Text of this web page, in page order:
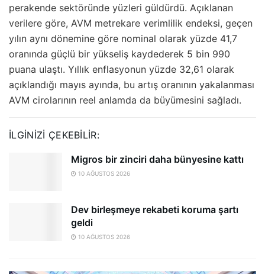
perakende sektöründe yüzleri güldürdü. Açıklanan
verilere göre, AVM metrekare verimlilik endeksi, geçen
yılın aynı dönemine göre nominal olarak yüzde 41,7
oranında güçlü bir yükseliş kaydederek 5 bin 990
puana ulaştı. Yıllık enflasyonun yüzde 32,61 olarak
açıklandığı mayıs ayında, bu artış oranının yakalanması
AVM cirolarının reel anlamda da büyümesini sağladı.
İLGINIZI ÇEKEBILIR:
Migros bir zinciri daha bünyesine kattı
10 AĞUSTOS 2026
Dev birleşmeye rekabeti koruma şartı
geldi
10 AĞUSTOS 2026